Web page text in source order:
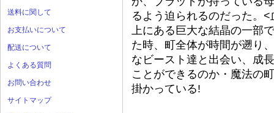
送料に関して
お支払いについて
配送について
よくある質問
お問い合わせ
サイトマップ
るよう迫られるのだった。
上にある巨大な結晶の一部
た時、町全体が時間が遡り
なビースト達と出会い、成
ことができるのか・魔法の
掛かっている!